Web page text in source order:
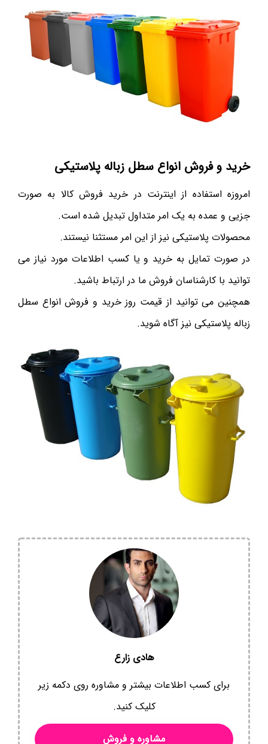
خرید و فروش انواع سطل زباله پلاستیکی
امروزه استفاده از اینترنت در خرید فروش کالا به صورت
جزیی و عمده به یک امر متداول تبدیل شده است.
محصولات پلاستیکی نیز از این امر مستثنا نیستند.
در صورت تمایل به خرید و یا کسب اطلاعات مورد نیاز می
توانید با کارشناسان فروش ما در ارتباط باشید.
همچنین می توانید از قیمت روز خرید و فروش انواع سطل
زباله پلاستیکی نیز آگاه شوید.
هادی زارع
برای کسب اطلاعات بیشتر و مشاوره روی دکمه زیر
کلیک کنید.
مشاوره و فروش